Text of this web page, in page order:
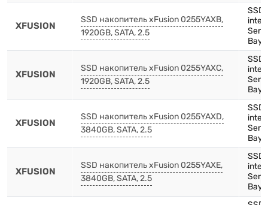
XFUSION
SSD накопитель xFusion 0255YAXB,
1920GB, SATA, 2.5
Bay)
XFUSION
SSD накопитель xFusion 0255YAXC,
1920GB, SATA, 2.5
Bay)
XFUSION
SSD накопитель xFusion 0255YAXD,
3840GB, SATA, 2.5
Bay)
XFUSION
SSD накопитель xFusion 0255YAXE,
3840GB, SATA, 2.5
Bay)